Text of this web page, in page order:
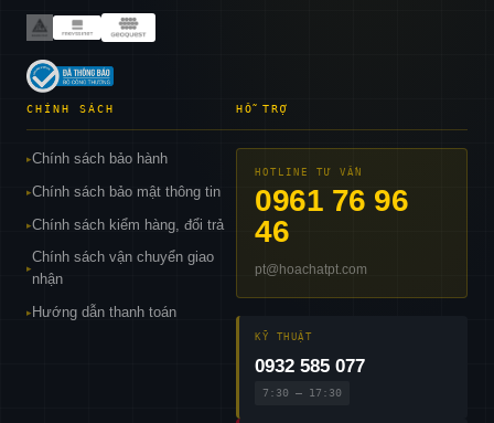
CHÍNH SÁCH
▸Chính sách bảo hành
▸Chính sách bảo mật thông tin
▸Chính sách kiểm hàng, đổi trả
▸
Chính sách vận chuyển giao
nhận
▸ Hướng dẫn thanh toán
HỖ TRỢ
HOTLINE TƯ VẤN
0961 76 96
46
pt@hoachatpt.com
KỸ THUẬT
0932 585 077
7:30 – 17:30